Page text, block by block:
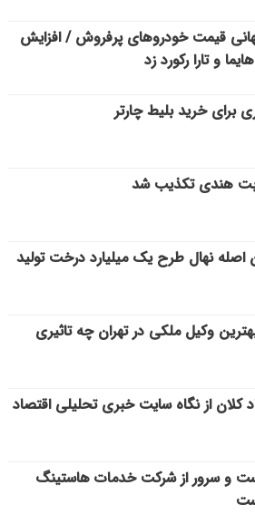
قیمت خودروهای پرفروش / افزایش
و تارا رکورد زد
برای خرید بلیط چارتر
هندی تکذیب شد
اصله نهال طرح یک میلیارد درخت تولید
وکیل ملکی در تهران چه تاثیری
کلان از نگاه سایت خبری تحلیلی اقتصاد
و سرور از شرکت خدمات هاستینگ